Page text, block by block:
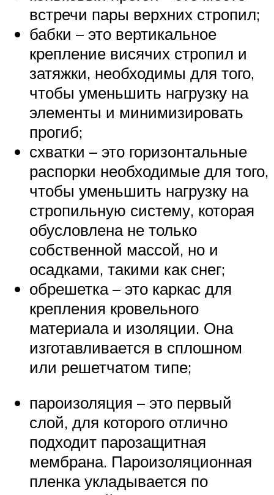
встречи пары верхних стропил;
бабки – это вертикальное
крепление висячих стропил и
затяжки, необходимы для того,
чтобы уменьшить нагрузку на
элементы и минимизировать
прогиб;
схватки – это горизонтальные
распорки необходимые для того,
чтобы уменьшить нагрузку на
стропильную систему, которая
обусловлена не только
собственной массой, но и
осадками, такими как снег;
обрешетка – это каркас для
крепления кровельного
материала и изоляции. Она
изготавливается в сплошном
или решетчатом типе;
пароизоляция – это первый
слой, для которого отлично
подходит парозащитная
мембрана. Пароизоляционная
пленка укладывается по